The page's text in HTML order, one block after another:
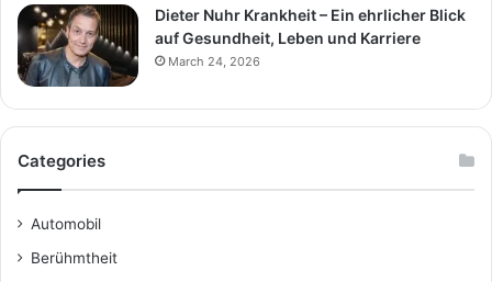
Dieter Nuhr Krankheit – Ein ehrlicher Blick
auf Gesundheit, Leben und Karriere
March 24, 2026
Categories
Automobil
Berühmtheit